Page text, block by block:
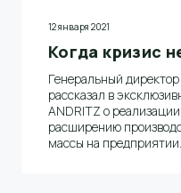
12 января 2021
Когда кризис
Генеральный
рассказал в
ANDRITZ о
расширению
массы на предприятии.